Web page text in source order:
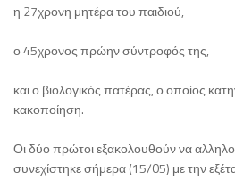
η 27χρονη μητέρα του παιδιού,
ο 45χρονος πρώην σύντροφός της,
και ο βιολογικός πατέρας, ο οποίος
κακοποίηση.
Οι δύο πρώτοι εξακολουθούν να
συνεχίστηκε σήμερα (15/05) με την